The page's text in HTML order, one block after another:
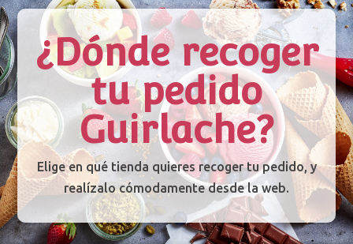
¿Dónde recoger
tu pedido
Guirlache?
Elige en qué tienda quieres recoger tu pedido, y
realízalo cómodamente desde la web.